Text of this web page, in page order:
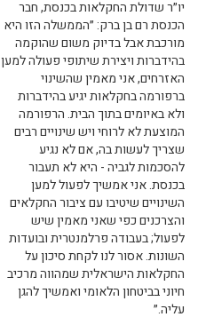
יו״ר שדולת החקלאות בכנסת, חבר
הכנסת רם בן ברק: ״הממשלה הזו היא
מורכבת אבל בדיוק משום שהוקמה
בהידברות ויצירת שיתופי פעולה למען
האזרחים, אני מאמין שהשינוי
ברפורמה בחקלאות יגיע בהידברות
ולא באיומים בתוך הבית. הרפורמה
המוצעת לא לרוחי ויש שינויים רבים
שצריך לעשות בה, אם לא נגיע
להסכמות לגביה - היא לא תעבור
בכנסת. אני אמשיך לפעול למען
השינויים שיטיבו עם ציבור החקלאים
והצרכנים כפי שאני מאמין שיש
לפעול; בעבודה פרלמנטרית ובועדות
השונות. אסור לנו לקחת סיכון על
החקלאות הישראלית שמהווה מרכיב
חיוני בביטחון הלאומי ואמשיך להגן
עליה.״